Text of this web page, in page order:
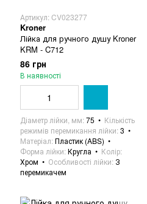
Артикул: CV023277
Kroner
Лійка для ручного душу Kroner
KRM - C712
86 грн
В наявності
Діаметр лійки, мм 75
Кількість
режимів перемикання лійки 3
Матеріал Пластик (ABS)
Форма лійки Кругла
Колір
Хром
Особливості лійки З
перемикачем